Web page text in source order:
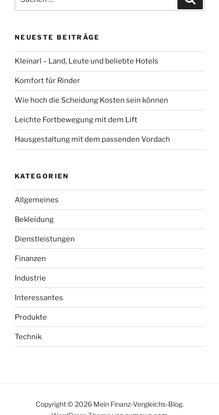
nach:
NEUESTE BEITRÄGE
Kleinarl – Land, Leute und beliebte Hotels
Komfort für Rinder
Wie hoch die Scheidung Kosten sein können
Leichte Fortbewegung mit dem Lift
Hausgestaltung mit dem passenden Vordach
KATEGORIEN
Allgemeines
Bekleidung
Dienstleistungen
Finanzen
Industrie
Interessantes
Produkte
Technik
Copyright © 2026 Mein Finanz-Vergleichs-Blog.